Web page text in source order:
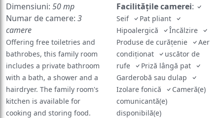
Dimensiuni: 50 mp
Numar de camere: 3
camere
Offering free toiletries and
bathrobes, this family room
includes a private bathroom
with a bath, a shower and a
hairdryer. The family room's
kitchen is available for
cooking and storing food.
Facilităţile camerei:
Seif
Pat pliant
Hipoalergică
Încălzire
Produse de curățenie
Aer
condiţionat
uscător de
rufe
Priză lângă pat
Garderobă sau dulap
Izolare fonică
Cameră(e)
comunicantă(e)
disponibilă(e)